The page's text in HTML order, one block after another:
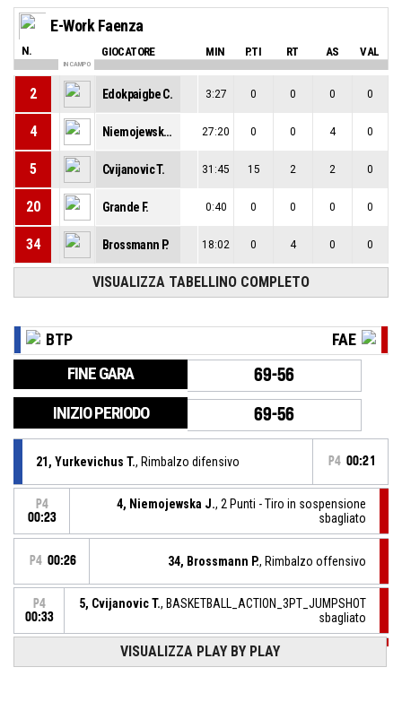
E-Work Faenza
N. GIOCATORE MIN P.TI RT AS VAL
IN CAMPO
2 Edokpaigbe C. 3:27 0 0 0 0
4 Niemojewska J. 27:20 0 0 4 0
5 Cvijanovic T. 31:45 15 2 2 0
20 Grande F. 0:40 0 0 0 0
34 Brossmann P. 18:02 0 4 0 0
VISUALIZZA TABELLINO COMPLETO
BTP FAE
FINE GARA 69-56
INIZIO PERIODO 69-56
21, Yurkevichus T., Rimbalzo difensivo P4 00:21
P4
00:23
4, Niemojewska J., 2 Punti - Tiro in sospensione
sbagliato
P4 00:26 34, Brossmann P., Rimbalzo offensivo
P4
00:33
5, Cvijanovic T., BASKETBALL_ACTION_3PT_JUMPSHOT
sbagliato
22, Dixon L., Sostituzione - Esce
VISUALIZZA PLAY BY PLAY